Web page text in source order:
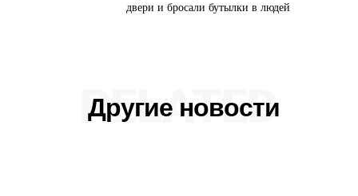
двери и бросали бутылки в людей
Другие новости
RELATED